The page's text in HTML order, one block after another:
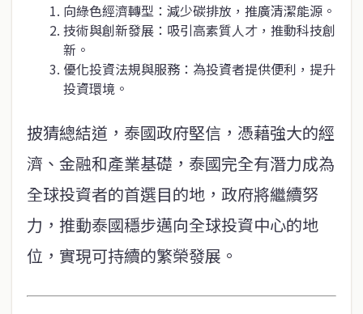
向綠色經濟轉型：減少碳排放，推廣清潔能源。
技術與創新發展：吸引高素質人才，推動科技創
新。
優化投資法規與服務：為投資者提供便利，提升
投資環境。
披猜總結道，泰國政府堅信，憑藉強大的經
濟、金融和產業基礎，泰國完全有潛力成為
全球投資者的首選目的地，政府將繼續努
力，推動泰國穩步邁向全球投資中心的地
位，實現可持續的繁榮發展。